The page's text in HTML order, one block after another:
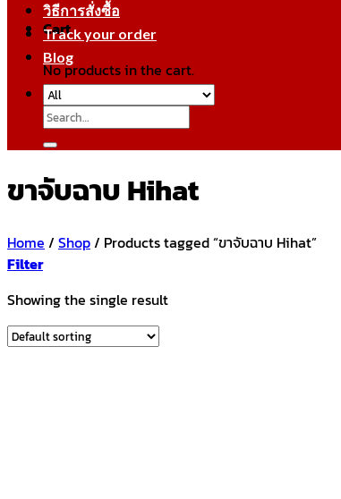
Cart
No products in the cart.
วิธีการสั่งซื้อ
Track your order
Blog
Search
for:
ขาจับฉาบ Hihat
Home / Shop/ Products tagged “ขาจับฉาบ Hihat”
Filter
Showing the single result